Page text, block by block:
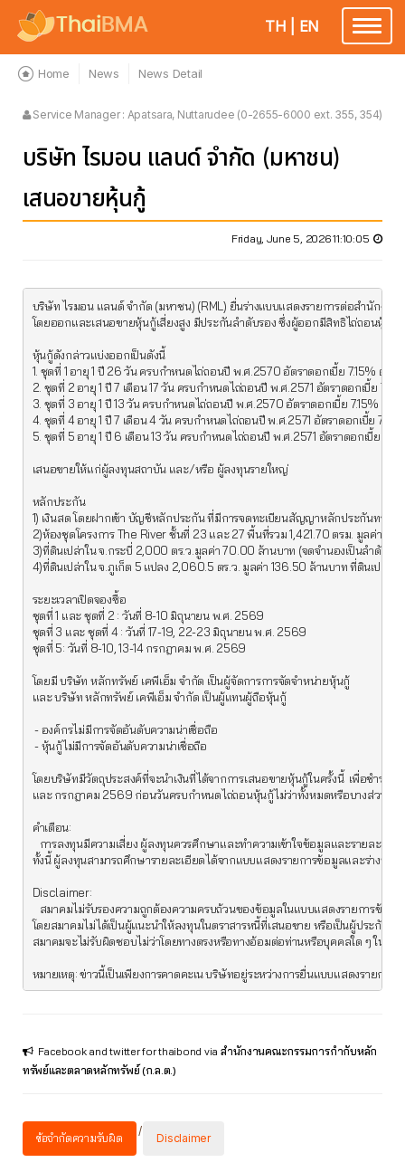
Toggle
TH EN
Home News News Detail
Service Manager : Apatsara, Nuttarudee (0-2655-6000 ext. 355, 354)
บริษัท ไรมอน แลนด์ จำกัด (มหาชน)
เสนอขายหุ้นกู้
Friday, June 5, 2026 11:10:05
บริษัท ไรมอน แลนด์ จำกัด (มหาชน) (RML) ยื่นร่างแบบแสดงรายการต่อสำนักง
โดยออกและเสนอขายหุ้นกู้เสี่ยงสูง มีประกันลำดับรอง ซึ่งผู้ออกมีสิทธิไถ่ถอนหุ้นกู้
หุ้นกู้ดังกล่าวแบ่งออกเป็นดังนี้
1. ชุดที่ 1 อายุ 1 ปี 26 วัน ครบกำหนดไถ่ถอนปี พ.ศ.2570 อัตราดอกเบี้ย 7.15% ต่อปี
2. ชุดที่ 2 อายุ 1 ปี 7 เดือน 17 วัน ครบกำหนดไถ่ถอนปี พ.ศ.2571 อัตราดอกเบี้ย
3. ชุดที่ 3 อายุ 1 ปี 13 วัน ครบกำหนดไถ่ถอนปี พ.ศ.2570 อัตราดอกเบี้ย 7.15% ต่อปี
4. ชุดที่ 4 อายุ 1 ปี 7 เดือน 4 วัน ครบกำหนดไถ่ถอนปี พ.ศ.2571 อัตราดอกเบี้ย
5. ชุดที่ 5 อายุ 1 ปี 6 เดือน 13 วัน ครบกำหนดไถ่ถอนปี พ.ศ.2571 อัตราดอกเบี้ย
เสนอขายให้แก่ผู้ลงทุนสถาบัน และ/หรือ ผู้ลงทุนรายใหญ่
หลักประกัน
1) เงินสด โดยฝากเข้า บัญชีหลักประกัน ที่มีการจดทะเบียนสัญญาหลักประกันทางธุร
2)ห้องชุดโครงการ The River ชั้นที่ 23 และ 27 พื้นที่รวม 1,421.70 ตรม. มูลค่าร
3)ที่ดินเปล่าใน จ.กระบี่ 2,000 ตร.ว.มูลค่า 70.00 ล้านบาท (จดจำนองเป็นลำดับที่
4)ที่ดินเปล่าใน จ.ภูเก็ต 5 แปลง 2,060.5 ตร.ว. มูลค่า 136.50 ล้านบาท ที่ดินเปล่า
ระยะเวลาเปิดจองซื้อ
ชุดที่ 1 และ ชุดที่ 2 : วันที่ 8-10 มิถุนายน พ.ศ. 2569
ชุดที่ 3 และ ชุดที่ 4 : วันที่ 17-19, 22-23 มิถุนายน พ.ศ. 2569
ชุดที่ 5: วันที่ 8-10, 13-14 กรกฎาคม พ.ศ. 2569
โดยมี บริษัท หลักทรัพย์ เคพีเอ็ม จำกัด เป็นผู้จัดการการจัดจำหน่ายหุ้นกู้
และ บริษัท หลักทรัพย์ เคพีเอ็ม จำกัด เป็นผู้แทนผู้ถือหุ้นกู้
- องค์กรไม่มีการจัดอันดับความน่าเชื่อถือ
- หุ้นกู้ไม่มีการจัดอันดับความน่าเชื่อถือ
โดยบริษัทมีวัตถุประสงค์ที่จะนำเงินที่ได้จากการเสนอขายหุ้นกู้ในครั้งนี้  เพื่อชำระ
และ กรกฎาคม 2569 ก่อนวันครบกำหนดไถ่ถอนหุ้นกู้ไม่ว่าทั้งหมดหรือบางส่วน แ
คำเตือน:
การลงทุนมีความเสี่ยง ผู้ลงทุนควรศึกษาและทำความเข้าใจข้อมูลและรายละเ
ทั้งนี้ ผู้ลงทุนสามารถศึกษารายละเอียดได้จากแบบแสดงรายการข้อมูลและร่างหนั
Disclaimer:
สมาคมไม่รับรองความถูกต้องความครบถ้วนของข้อมูลในแบบแสดงรายการข้อมู
โดยสมาคมไม่ได้เป็นผู้แนะนำให้ลงทุนในตราสารหนี้ที่เสนอขาย หรือเป็นผู้ประกัน
สมาคมจะไม่รับผิดชอบไม่ว่าโดยทางตรงหรือทางอ้อมต่อท่านหรือบุคคลใด ๆ ในค
หมายเหตุ: ข่าวนี้เป็นเพียงการคาดคะเน บริษัทอยู่ระหว่างการยื่นแบบแสดงรายก
Facebook and twitter for thaibond via สำนักงานคณะกรรมการกำกับหลัก
ทรัพย์และตลาดหลักทรัพย์ (ก.ล.ต.)
ข้อจำกัดความรับผิด
/
Disclaimer